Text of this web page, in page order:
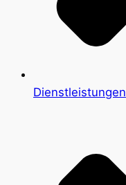
Dienstleistungen